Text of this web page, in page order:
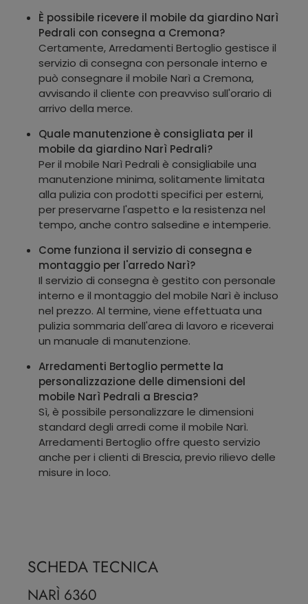
È possibile ricevere il mobile da giardino Narì
Pedrali con consegna a Cremona?
Certamente, Arredamenti Bertoglio gestisce il
servizio di consegna con personale interno e
può consegnare il mobile Narì a Cremona,
avvisando il cliente con preavviso sull'orario di
arrivo della merce.
Quale manutenzione è consigliata per il
mobile da giardino Narì Pedrali?
Per il mobile Narì Pedrali è consigliabile una
manutenzione minima, solitamente limitata
alla pulizia con prodotti specifici per esterni,
per preservarne l'aspetto e la resistenza nel
tempo, anche contro salsedine e intemperie.
Come funziona il servizio di consegna e
montaggio per l'arredo Narì?
Il servizio di consegna è gestito con personale
interno e il montaggio del mobile Narì è incluso
nel prezzo. Al termine, viene effettuata una
pulizia sommaria dell'area di lavoro e riceverai
un manuale di manutenzione.
Arredamenti Bertoglio permette la
personalizzazione delle dimensioni del
mobile Narì Pedrali a Brescia?
Sì, è possibile personalizzare le dimensioni
standard degli arredi come il mobile Narì.
Arredamenti Bertoglio offre questo servizio
anche per i clienti di Brescia, previo rilievo delle
misure in loco.
SCHEDA TECNICA
NARÌ 6360